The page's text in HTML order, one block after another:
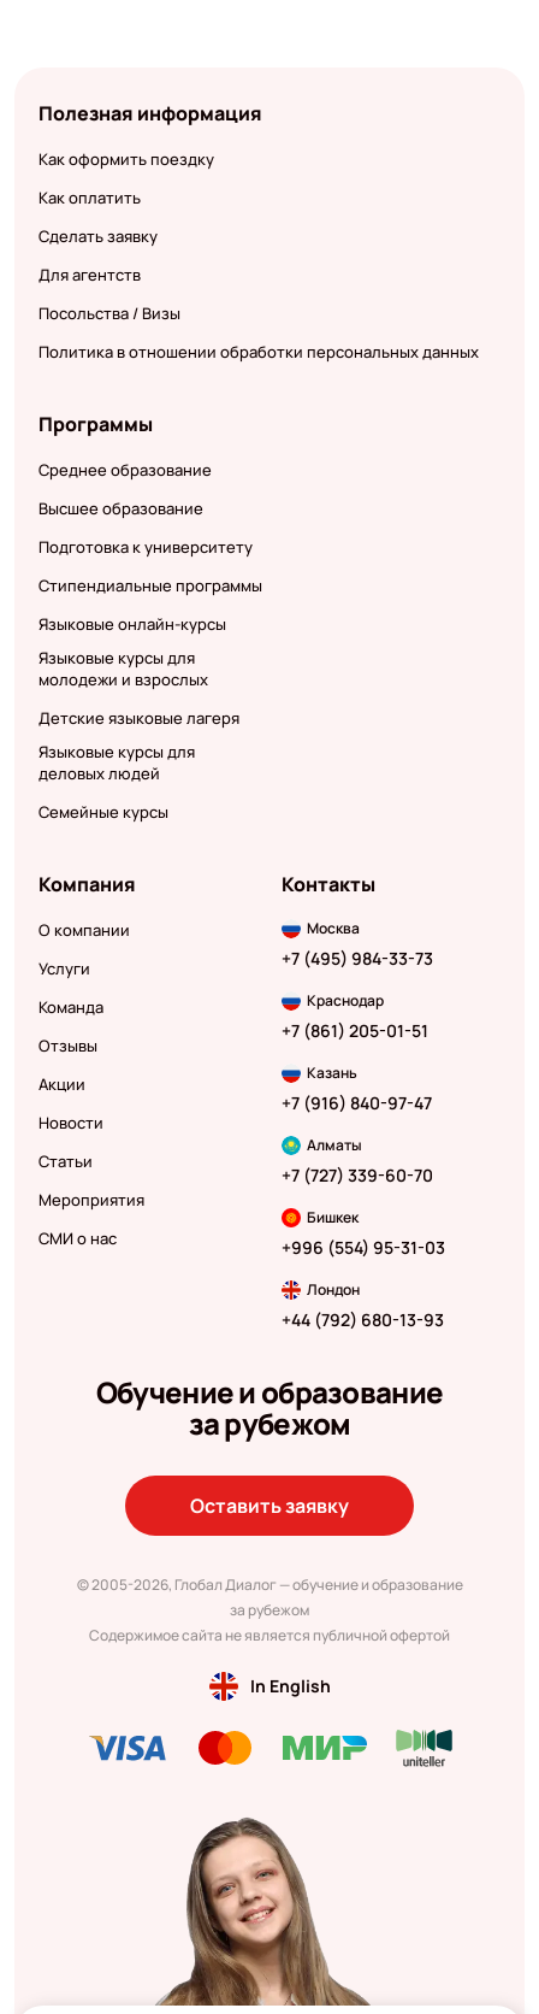
Полезная информация
Как оформить поездку
Как оплатить
Сделать заявку
Для агентств
Посольства / Визы
Политика в отношении обработки персональных данных
Программы
Среднее образование
Высшее образование
Подготовка к университету
Стипендиальные программы
Языковые онлайн-курсы
Языковые курсы для
молодежи и взрослых
Детские языковые лагеря
Языковые курсы для
деловых людей
Семейные курсы
Компания
О компании
Услуги
Команда
Отзывы
Акции
Новости
Статьи
Мероприятия
СМИ о нас
Контакты
Москва
+7 (495) 984-33-73
Краснодар
+7 (861) 205-01-51
Казань
+7 (916) 840-97-47
Алматы
+7 (727) 339-60-70
Бишкек
+996 (554) 95-31-03
Лондон
+44 (792) 680-13-93
Обучение и образование
за рубежом
Оставить заявку
© 2005-2026, Глобал Диалог — обучение и образование
за рубежом
Содержимое сайта не является публичной офертой
In English